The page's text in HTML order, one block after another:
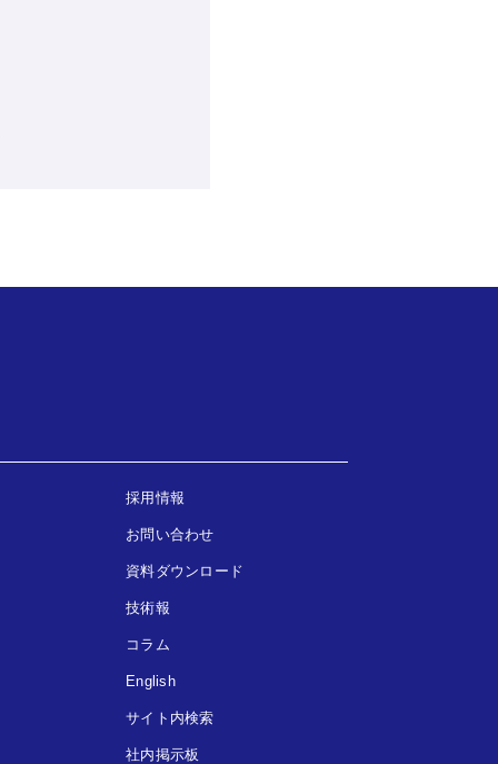
採用情報
お問い合わせ
資料ダウンロード
技術報
コラム
English
サイト内検索
社内掲示板